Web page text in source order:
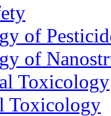
of
of
Toxicology
Toxicology